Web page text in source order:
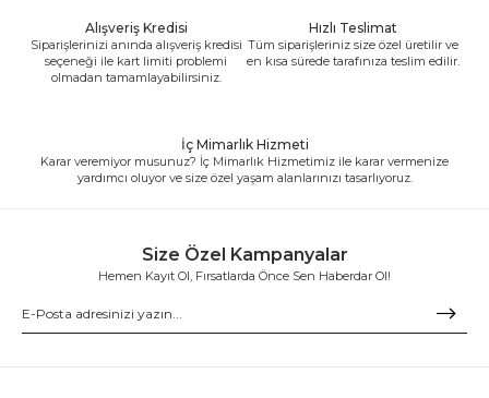
Alışveriş Kredisi
Siparişlerinizi anında alışveriş kredisi
seçeneği ile kart limiti problemi
olmadan tamamlayabilirsiniz.
Hızlı Teslimat
Tüm siparişleriniz size özel üretilir ve
en kısa sürede tarafınıza teslim edilir.
İç Mimarlık Hizmeti
Karar veremiyor musunuz? İç Mimarlık Hizmetimiz ile karar vermenize
yardımcı oluyor ve size özel yaşam alanlarınızı tasarlıyoruz.
Size Özel Kampanyalar
Hemen Kayıt Ol, Fırsatlarda Önce Sen Haberdar Ol!